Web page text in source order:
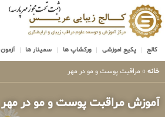
کالج پکیج اموزشی ورکشاپ ها سمینار ها آزمون
خانه » مراقبت پوست و مو در مهر
آموزش مراقبت پوست و مو در مهر